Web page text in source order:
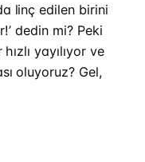
linç edilen birini
dedin mi? Peki
yayılıyor ve
oluyoruz? Gel,